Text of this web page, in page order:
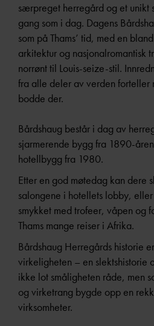
særpreget herregård og et unikt
gang som i dag. Dagens
som på Thams’ tid, med en
arkitektur og nasjonalromantisk
norrønt til Louis-seize-stil.
fra alle deler av verden forteller
bodde der.
Bårdshaug består i dag av
sjarmerende bygg fra 1890-
hotellbygg fra 1980.
Etter en god møtedag kan dere
salongene i hotellets lobby,
smykket med trofeer, våpen og
Thams mange reiser i Afrika.
Bårdshaug Herregårds historie
virkeligheten – en slektshistorie
ikke lot småligheten råde, men
og virketrang bygde opp en
virksomheter.